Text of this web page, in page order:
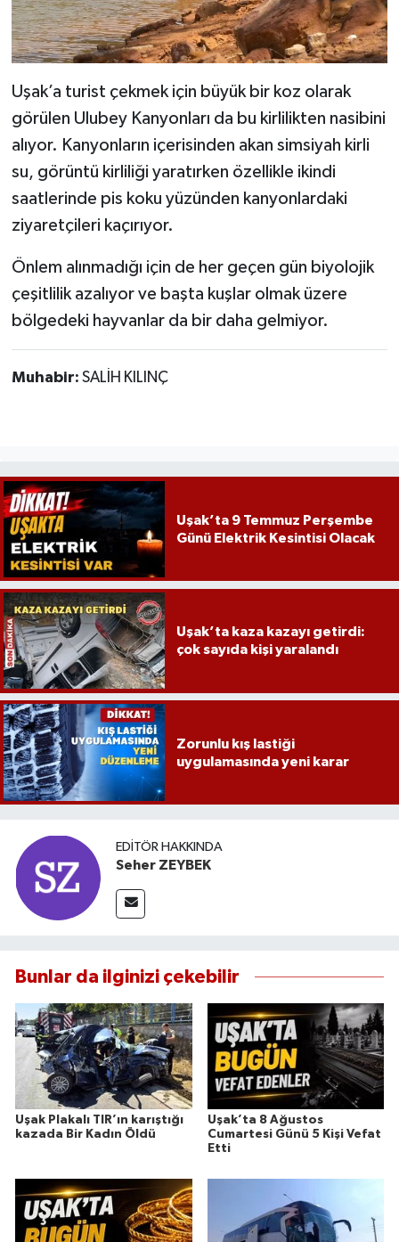
Uşak’a turist çekmek için büyük bir koz olarak
görülen Ulubey Kanyonları da bu kirlilikten nasibini
alıyor. Kanyonların içerisinden akan simsiyah kirli
su, görüntü kirliliği yaratırken özellikle ikindi
saatlerinde pis koku yüzünden kanyonlardaki
ziyaretçileri kaçırıyor.
Önlem alınmadığı için de her geçen gün biyolojik
çeşitlilik azalıyor ve başta kuşlar olmak üzere
bölgedeki hayvanlar da bir daha gelmiyor.
Muhabir: SALİH KILINÇ
Uşak’ta 9 Temmuz Perşembe
Günü Elektrik Kesintisi Olacak
Uşak’ta kaza kazayı getirdi:
çok sayıda kişi yaralandı
Zorunlu kış lastiği
uygulamasında yeni karar
EDITÖR HAKKINDA
Seher ZEYBEK
Bunlar da ilginizi çekebilir
Uşak Plakalı TIR’ın karıştığı
kazada Bir Kadın Öldü
Uşak’ta 8 Ağustos
Cumartesi Günü 5 Kişi Vefat
Etti